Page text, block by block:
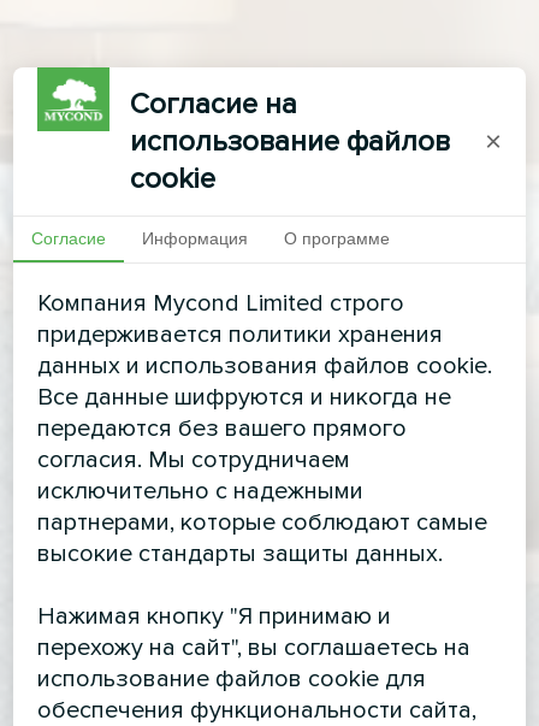
Согласие на
использование файлов
cookie
×
Согласие Информация О программе
Компания Mycond Limited строго
придерживается политики хранения
данных и использования файлов cookie.
Все данные шифруются и никогда не
передаются без вашего прямого
согласия. Мы сотрудничаем
исключительно с надежными
партнерами, которые соблюдают самые
высокие стандарты защиты данных.
Нажимая кнопку "Я принимаю и
перехожу на сайт", вы соглашаетесь на
использование файлов cookie для
обеспечения функциональности сайта,